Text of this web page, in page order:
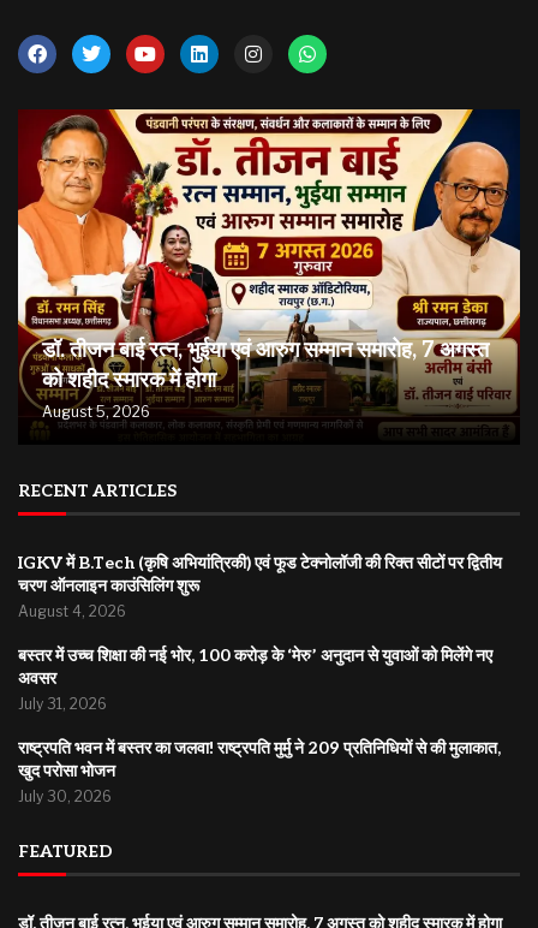
डॉ. तीजन बाई रत्न, भुईया एवं आरुग सम्मान समारोह, 7 अगस्त
को शहीद स्मारक में होगा
August 5, 2026
RECENT ARTICLES
IGKV में B.Tech (कृषि अभियांत्रिकी) एवं फूड टेक्नोलॉजी की रिक्त सीटों पर द्वितीय
चरण ऑनलाइन काउंसिलिंग शुरू
August 4, 2026
बस्तर में उच्च शिक्षा की नई भोर, 100 करोड़ के ‘मेरु’ अनुदान से युवाओं को मिलेंगे नए
अवसर
July 31, 2026
राष्ट्रपति भवन में बस्तर का जलवा! राष्ट्रपति मुर्मु ने 209 प्रतिनिधियों से की मुलाकात,
खुद परोसा भोजन
July 30, 2026
FEATURED